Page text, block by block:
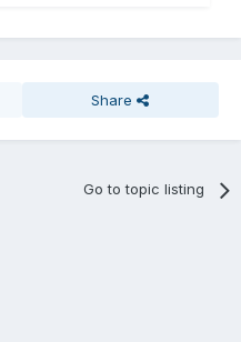
Share
Go to topic listing